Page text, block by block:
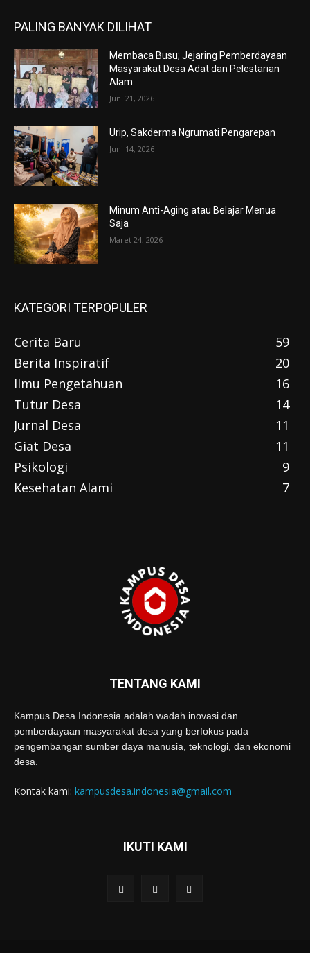
PALING BANYAK DILIHAT
Membaca Busu; Jejaring Pemberdayaan
Masyarakat Desa Adat dan Pelestarian
Alam
Juni 21, 2026
Urip, Sakderma Ngrumati Pengarepan
Juni 14, 2026
Minum Anti-Aging atau Belajar Menua
Saja
Maret 24, 2026
KATEGORI TERPOPULER
Cerita Baru
59
Berita Inspiratif
20
Ilmu Pengetahuan
16
Tutur Desa
14
Jurnal Desa
11
Giat Desa
11
Psikologi
9
Kesehatan Alami
7
TENTANG KAMI
Kampus Desa Indonesia adalah wadah inovasi dan
pemberdayaan masyarakat desa yang berfokus pada
pengembangan sumber daya manusia, teknologi, dan ekonomi
desa.
Kontak kami: kampusdesa.indonesia@gmail.com
IKUTI KAMI